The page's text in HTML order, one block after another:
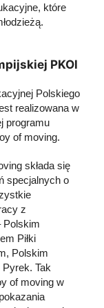
które
PKOl
Polskiego
realizowana w
programu
of moving.
składa się
specjalnych o
z
Polskim
Piłki
Polskim
Tak
of moving w